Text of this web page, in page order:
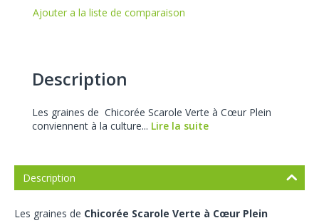
Ajouter a la liste de comparaison
Description
Les graines de Chicorée Scarole Verte à Cœur Plein
conviennent à la culture... Lire la suite
Description
Les graines de Chicorée Scarole Verte à Cœur Plein